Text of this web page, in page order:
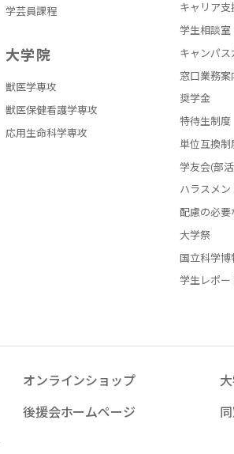
学芸員課程
大学院
獣医学専攻
獣医保健看護学専攻
応用生命科学専攻
キャリア支
学生相談室
キャンパス
窓口業務案
奨学金
特待生制度
単位互換制
学友会(部
ハラスメ
配慮の必要
大学祭
国立科学
学生レポー
オンラインショップ
後援会ホームページ